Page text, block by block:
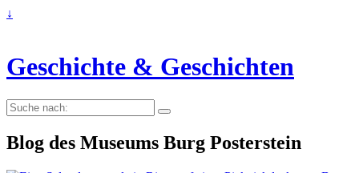
↓
Geschichte & Geschichten
Suche
nach:
Blog des Museums Burg Posterstein